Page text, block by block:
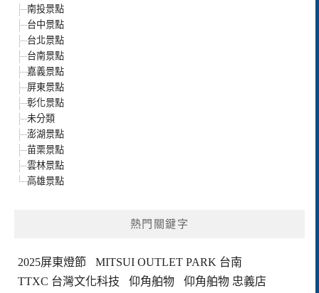
南投景點
台中景點
台北景點
台南景點
嘉義景點
屏東景點
彰化景點
未分類
澎湖景點
苗栗景點
雲林景點
高雄景點
熱門關鍵字
2025屏東燈節
MITSUI OUTLET PARK 台南
TTXC 台灣文化科技
仰角舶物
仰角舶物 忠義店